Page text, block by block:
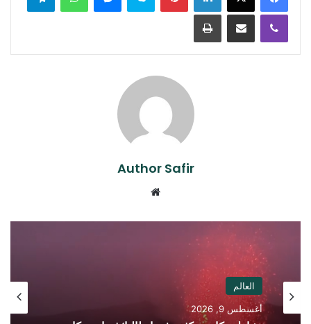
ڤايبر مشاركة عبر البريد طباعة
Author Safir
العالم
أغسطس 9, 2026